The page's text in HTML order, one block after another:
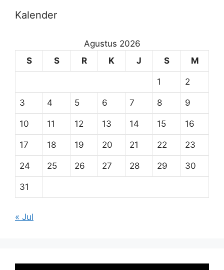
Kalender
Agustus 2026
S
S R K J S M
1 2
3 4 5 6 7 8 9
10 11 12 13 14 15 16
17 18 19 20 21 22 23
24 25 26 27 28 29 30
31
« Jul